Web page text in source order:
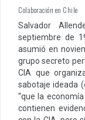
Colaboración en Chile
Salvador
septiembre de
asumió en
grupo secreto
CIA que
sabotaje ideada
“que la
contienen